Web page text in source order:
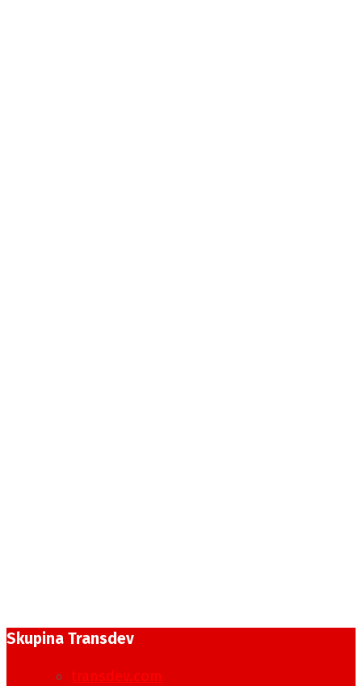
Skupina Transdev
transdev.com